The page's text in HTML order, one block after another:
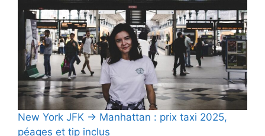
New York JFK → Manhattan : prix taxi 2025,
péages et tip inclus